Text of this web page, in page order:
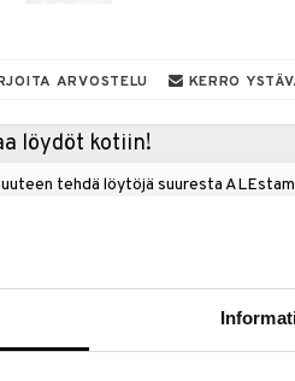
ARVOSTELU KERRO
löydöt kotiin!
tehdä löytöjä suuresta
ale-löydöt »